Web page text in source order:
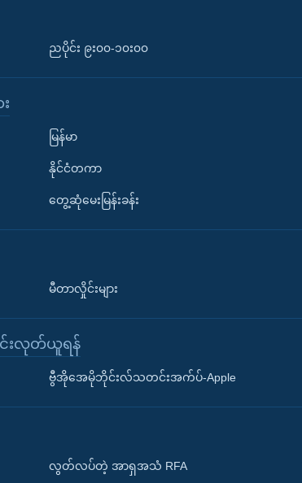
ညပိုင်း ၉း၀၀-၁၀း၀၀
မြန်မာ
နိုင်ငံတကာ
တွေ့ဆုံမေးမြန်းခန်း
မီတာလှိုင်းများ
င်းလုတ်ယူရန်
ဗွီအိုအေမိုဘိုင်းလ်သတင်းအက်ပ်-Apple
လွတ်လပ်တဲ့ အာရှအသံ RFA